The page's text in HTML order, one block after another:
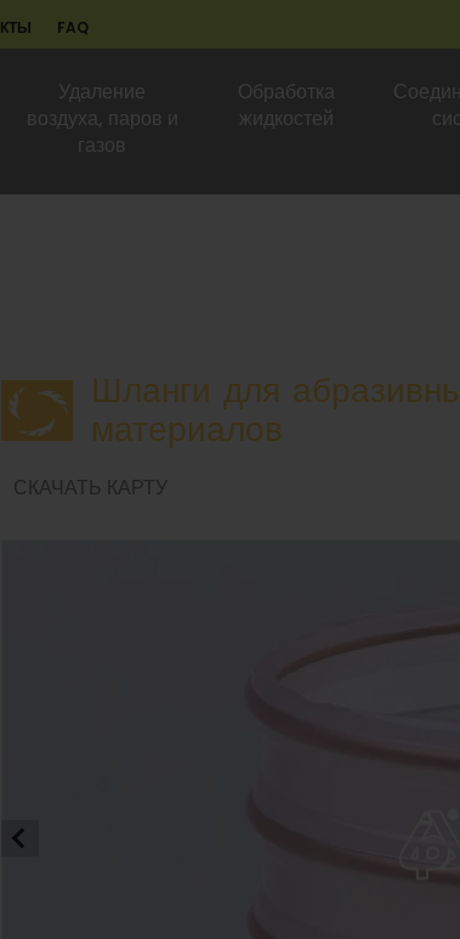
FAQ
Удаление
воздуха, паров и
газов
Обработка
жидкостей
Шланги для
материалов
СКАЧАТЬ КАРТУ